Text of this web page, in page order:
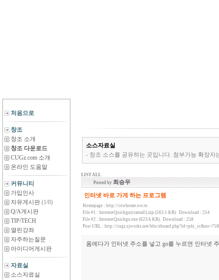
처음으로
창조
창조 소개
창조 다운로드
CUGz.com 소개
온라인 도움말
커뮤니티
가입인사
자유게시판 (1/0)
Q/A게시판
TIP/TECH
열린강좌
자주하는질문
아이디어게시판
자료실
소스자료실
소스자료실
- 창조 소스를 공유하는 곳입니다. 첨부가능 확장자
LIST ALL
Posted by 최승우
인터넷 바로 가게 하는 프로그램
Homepage : http://cswhome.wo.to
File #1 : InternetQuickgo(crateall).zip (563.1 KB)
Download : 254
File #2 : InternetQuickgo.exe (623.6 KB)
Download : 258
Post URL : http://cugz.sjworks.net/bbs/zboard.php?id=pds_sc&no=758
폼에다가 인터넷 주소를 넣고 go를 누르면 인터넷